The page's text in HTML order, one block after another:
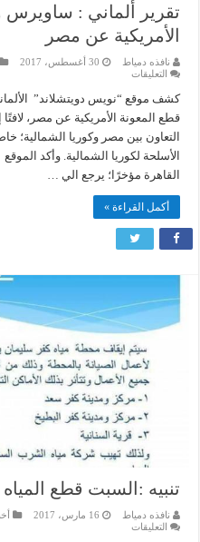
تقرير ألماني : ساويرس
الأمريكية عن مصر
نافذه دمياط 30 أغسطس، 2017
التعليقاتعلى
ألماني
:
ساويرس
قطع
المعونات
الأمريكية
عن
مغلقة
كشف موقع “نويس دويتشلاند”
قطع المعونة الأمريكية عن مصر، لافتًا
التعاون بين مصر وكوريا الشمالية؛
الأسلحة لكوريا الشمالية. وأكد
القاهرة مؤخرًا؛ يرجع الي …
أكمل القراءة »
تنبيه :السبت قطع
نافذه دمياط 16 مارس، 2017
التعليقاتعلى